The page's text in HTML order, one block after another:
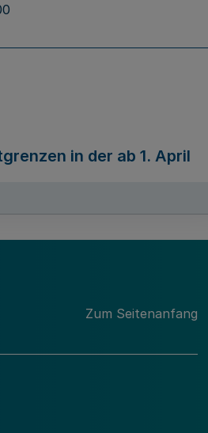
in der ab 1. April
„Mittelstand Innovativ &
Zum Seitenanfang